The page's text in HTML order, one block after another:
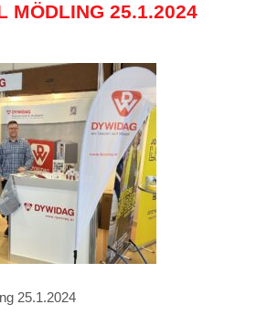
MÖDLING 25.1.2024
25.1.2024